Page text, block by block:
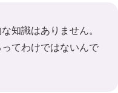
知識はありません。
てわけではないんで